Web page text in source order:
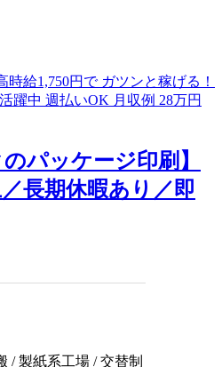
パッケージ印刷】
長期休暇あり／即
/ 製紙系工場 / 交替制